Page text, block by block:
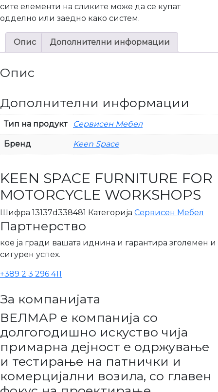
сите елементи на сликите може да се купат
одделно или заедно како систем.
Опис Дополнителни информации
Опис
Дополнителни информации
Тип на продукт Сервисен Мебел
Бренд Keen Space
KEEN SPACE FURNITURE FOR
MOTORCYCLE WORKSHOPS
Шифра 13137d338481 Категорија Сервисен Мебел
Партнерство
кое ја гради вашата иднина и гарантира зголемен и
сигурен успех.
+389 2 3 296 411
За компанијата
ВЕЛМАР е компанија со
долгогодишно искуство чија
примарна дејност е одржување
и тестирање на патнички и
комерцијални возила, со главен